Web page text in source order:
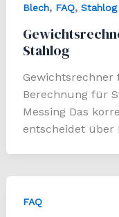
Blech, FAQ,
Stahlog
Berechnung für
Messing Das
entscheidet über
FAQ